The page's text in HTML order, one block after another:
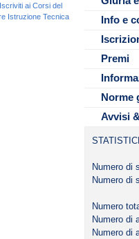
Info e
ecc..
Premi
Per le
dello
2013/2014.
Norme
• Le gare
sul campo
• Per
Fin del
Avvisi
Numero di
Numero di
Numero
Numero di
Numero di